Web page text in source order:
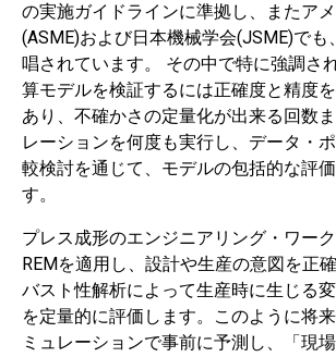
の実施ガイドラインに準拠し、またア
(ASME)および日本機械学会(JSME)でも
唱されています。 その中で特に強調さ
算モデルを検証するには正確度と精度
あり、不確かさの定量化が出来る回数
レーションを何度も実行し、データ・
較検討を通じて、モデルの包括的な評
す。
プレス成形のエンジニアリング・ワー
REMを適用し、設計や生産の意図を正
バスト性解析によって生産時に生じる
を定量的に評価します。このように将
ミュレーションで事前に予測し、「現